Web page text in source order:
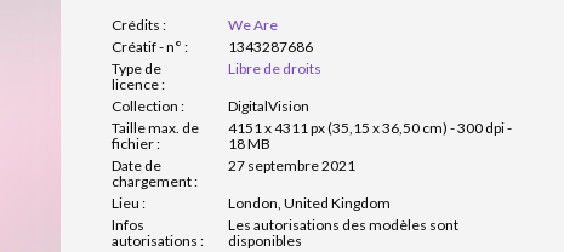
Crédits :
We Are
Créatif - n° :
1343287686
Type de
licence :
Libre de droits
Collection :
DigitalVision
Taille max. de
fichier :
4151 x 4311 px (35,15 x 36,50 cm) - 300 dpi -
18 MB
Date de
chargement :
27 septembre 2021
Lieu :
London, United Kingdom
Infos
autorisations :
Les autorisations des modèles sont
disponibles